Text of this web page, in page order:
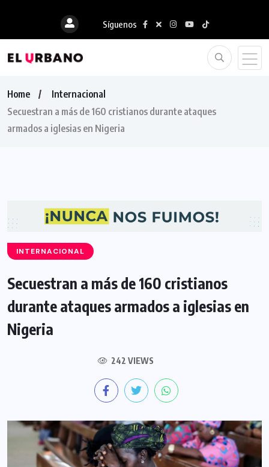
Síguenos
Home
Internacional
Secuestran a más de 160 cristianos durante ataques
armados a iglesias en Nigeria
INTERNACIONAL
Secuestran a más de 160 cristianos
durante ataques armados a iglesias en
Nigeria
242 VIEWS